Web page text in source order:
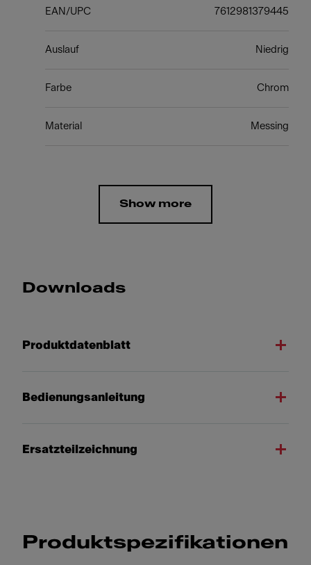
EAN/UPC 7612981379445
Auslauf Niedrig
Farbe Chrom
Material Messing
Show more
Downloads
Produktdatenblatt
Bedienungsanleitung
Ersatzteilzeichnung
Produktspezifikationen